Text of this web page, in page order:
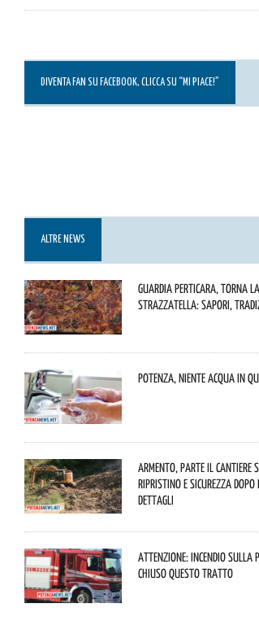
DIVENTA FAN SU FACEBOOK, CLICCA SU “MI PIACE!”
ALTRE NEWS
Guardia Perticara, torna
Strazzatella: sapori,
Potenza, niente acqua in
Armento, parte il cantiere
ripristino e sicurezza
dettagli
Attenzione: incendio sulla
Chiuso questo tratto